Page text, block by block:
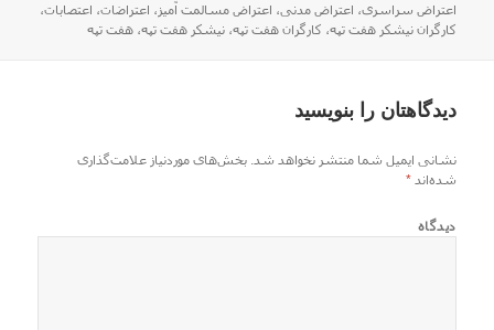
شده
در
اعتراض سراسری، اعتراض مدنی، اعتراض مسالمت آمیز ، اعتراضات، اعتصابات،
کارگران نیشکر هفت تپه، کارگران هفت تپه،نیشکر هفت تپه،هفت تپه
دیدگاهتان را بنویسید
نشانی ایمیل شما منتشر نخواهد شد. بخش‌های موردنیاز علامت‌گذاری
شده‌اند*
دیدگاه